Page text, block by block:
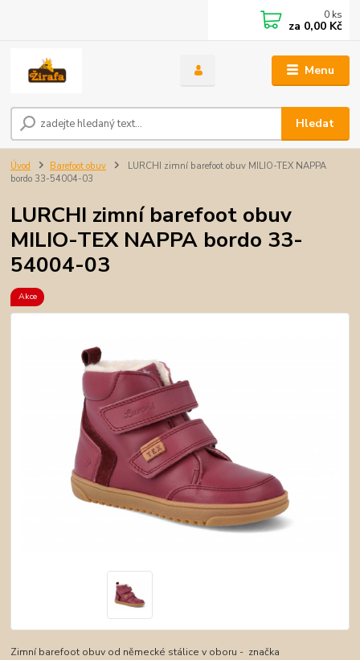
Menu
Hledat
0 ks
za 0,00 Kč
Úvod Barefoot obuv
LURCHI zimní barefoot obuv MILIO-TEX NAPPA
bordo 33-54004-03
LURCHI zimní barefoot obuv
MILIO-TEX NAPPA bordo 33-
54004-03
Akce
Zimní barefoot obuv od německé stálice v oboru - značka